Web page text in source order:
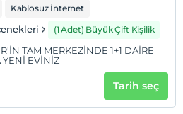
Kablosuz İnternet
(1 Adet) Büyük Çift Kişilik
TAM MERKEZİNDE 1+1 DAİRE
EVİNİZ
Tarih seç